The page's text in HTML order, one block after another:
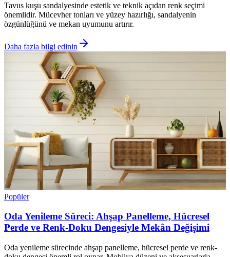
Tavus kuşu sandalyesinde estetik ve teknik açıdan renk seçimi
önemlidir. Mücevher tonları ve yüzey hazırlığı, sandalyenin
özgünlüğünü ve mekan uyumunu artırır.
Daha fazla bilgi edinin
Popüler
Oda Yenileme Süreci: Ahşap Panelleme, Hücresel
Perde ve Renk-Doku Dengesiyle Mekân Değişimi
Oda yenileme sürecinde ahşap panelleme, hücresel perde ve renk-